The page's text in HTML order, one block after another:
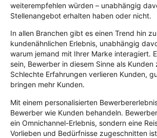
weiterempfehlen würden – unabhängig
Stellenangebot erhalten haben oder nicht.
In allen Branchen gibt es einen Trend hin
kundenähnlichen Erlebnis, unabhängig
warum jemand mit Ihrer Marke interagiert.
sein, Bewerber in diesem Sinne als
Schlechte Erfahrungen verlieren Kunden,
bringen mehr Kunden.
Mit einem personalisierten
Bewerber wie Kunden behandeln.
ein Omnichannel-Erlebnis, sondern eine
Vorlieben und Bedürfnisse zugeschnitten